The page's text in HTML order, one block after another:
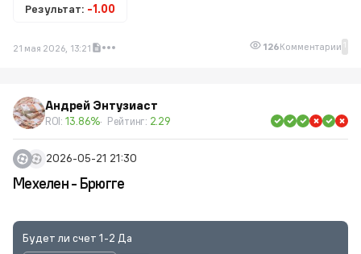
Результат: -1.00
21 мая 2026, 13:21 126Комментарии 1
Андрей Энтузиаст
ROI: 13.86% Рейтинг: 2.29
2026-05-21 21:30
Мехелен - Брюгге
Будет ли счет 1-2 Да